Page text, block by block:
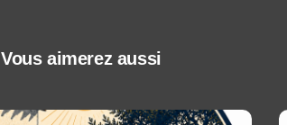
Vous aimerez aussi